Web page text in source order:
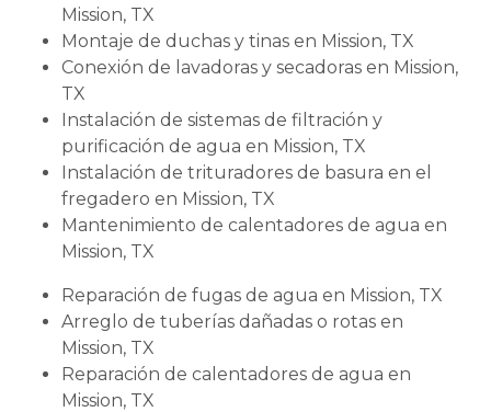
Mission, TX
Montaje de duchas y tinas en Mission, TX
Conexión de lavadoras y secadoras en Mission,
TX
Instalación de sistemas de filtración y
purificación de agua en Mission, TX
Instalación de trituradores de basura en el
fregadero en Mission, TX
Mantenimiento de calentadores de agua en
Mission, TX
Reparación de fugas de agua en Mission, TX
Arreglo de tuberías dañadas o rotas en
Mission, TX
Reparación de calentadores de agua en
Mission, TX